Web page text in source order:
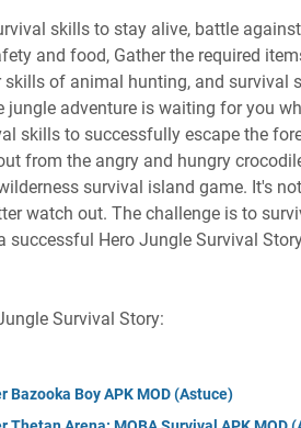
skills to stay alive, battle
and food, Gather the required
of animal hunting, and survival
jungle adventure is waiting for you
skills to successfully escape the
from the angry and hungry
survival island game. It's
watch out. The challenge is to
successful Hero Jungle Survival
Survival Story:
Bazooka Boy APK MOD (Astuce)